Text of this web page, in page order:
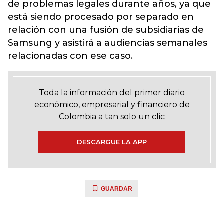
de problemas legales durante años, ya que
está siendo procesado por separado en
relación con una fusión de subsidiarias de
Samsung y asistirá a audiencias semanales
relacionadas con ese caso.
Toda la información del primer diario
económico, empresarial y financiero de
Colombia a tan solo un clic
DESCARGUE LA APP
GUARDAR